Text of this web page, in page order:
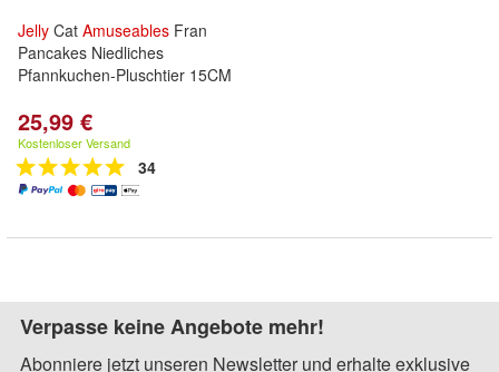
Jelly Cat Amuseables Fran
Pancakes Niedliches
Pfannkuchen-Pluschtier 15CM
25,99 €
Kostenloser Versand
34
Verpasse keine Angebote mehr!
Abonniere jetzt unseren Newsletter und erhalte exklusive